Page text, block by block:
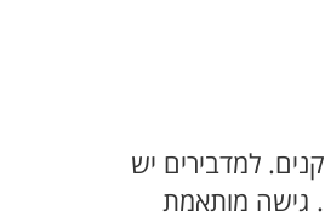
למדבירים יש
גישה מותאמת